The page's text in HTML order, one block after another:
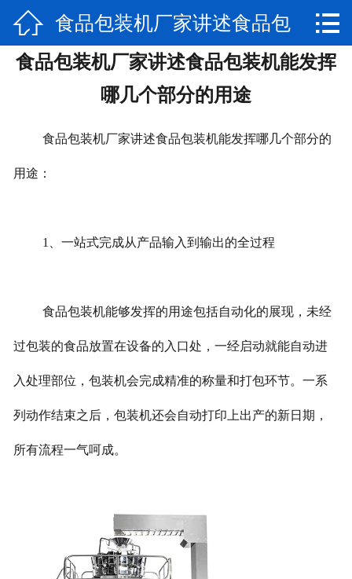
 网站首页
公司简介
产品展示
新闻动态
 食品包装机厂家讲述食品包
装机能发挥哪几个部分的用

食品包装机厂家讲述食品包装机能发挥
哪几个部分的用途
食品包装机厂家讲述食品包装机能发挥哪几个部分的
用途：
1、一站式完成从产品输入到输出的全过程
食品包装机能够发挥的用途包括自动化的展现，未经
过包装的食品放置在设备的入口处，一经启动就能自动进
入处理部位，包装机会完成精准的称量和打包环节。一系
列动作结束之后，包装机还会自动打印上出产的新日期，
所有流程一气呵成。